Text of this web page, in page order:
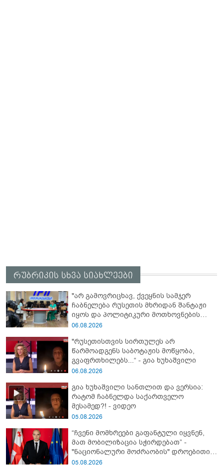
რუბრიკის სხვა სიახლეები
"არ გამოვრიცხავ, ქვეყნის სამჯერ
ჩაბნელება რუსეთის მხრიდან შანტაჟი
იყოს და პოლიტიკური მოთხოვნების
შესრულებას უკავშირდებოდეს" - ლელა
06.08.2026
"რუსეთისთვის სირთულეს არ
წარმოადგენს საბოტაჟის მოწყობა,
გვაფრთხილებს...“ - გია ხუხაშვილი
06.08.2026
გია ხუხაშვილი სანთლით და ვერსია:
რატომ ჩაბნელდა საქართველო
მესამედ?! - ვიდეო
05.08.2026
“ჩვენი მომხრეები გაფანტული იყვნენ,
მათ მობილიზაცია სჭირდებათ” -
"ნაციონალური მოძრაობის" დროებითი
მმართველობითი საბჭოს
05.08.2026